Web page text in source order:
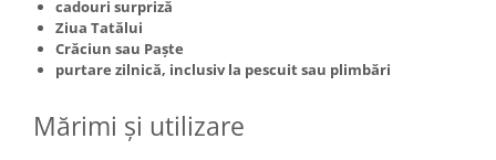
cadouri surpriză
Ziua Tatălui
Crăciun sau Paște
purtare zilnică, inclusiv la pescuit sau plimbări
Mărimi și utilizare